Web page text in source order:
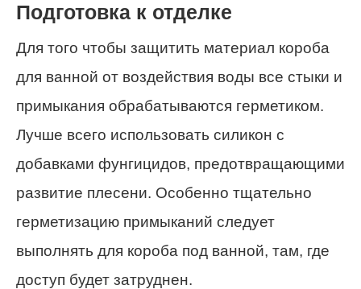
Подготовка к отделке
Для того чтобы защитить материал короба
для ванной от воздействия воды все стыки и
примыкания обрабатываются герметиком.
Лучше всего использовать силикон с
добавками фунгицидов, предотвращающими
развитие плесени. Особенно тщательно
герметизацию примыканий следует
выполнять для короба под ванной, там, где
доступ будет затруднен.